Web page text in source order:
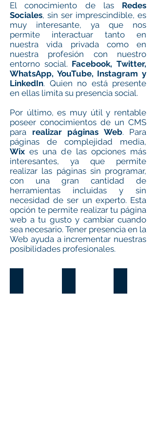
El conocimiento de lasRedes
Sociales, sin ser imprescindible, es
muy interesante, ya que nos
permite interactuar tanto en
nuestra vida privada como en
nuestra profesión con nuestro
entorno social. Facebook, Twitter,
WhatsApp, YouTube, Instagram y
LinkedIn. Quien no está presente
en ellas limita su presencia social.
Por último, es muy útil y rentable
poseer conocimientos de un CMS
para realizar páginas Web. Para
páginas de complejidad media,
Wix es una de las opciones más
interesantes, ya que permite
realizar las páginas sin programar,
con una gran cantidad de
herramientas incluidas y sin
necesidad de ser un experto. Esta
opción te permite realizar tu página
web a tu gusto y cambiar cuando
sea necesario. Tener presencia en la
Web ayuda a incrementar nuestras
posibilidades profesionales.